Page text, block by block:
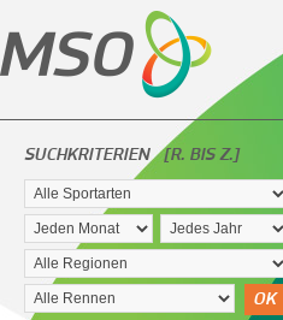
SUCHKRITERIEN [R. BIS Z.]
OK